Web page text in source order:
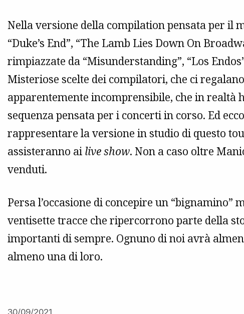
Nella versione della compilation pensata per il
“Duke’s End”, “The Lamb Lies Down On
rimpiazzate da “Misunderstanding”, “Los
Misteriose scelte dei compilatori, che ci
apparentemente incomprensibile, che in realtà
sequenza pensata per i concerti in corso. Ed
rappresentare la versione in studio di questo
assisteranno ai live show. Non a caso oltre
venduti.
Persa l’occasione di concepire un “bignamino”
ventisette tracce che ripercorrono parte della
importanti di sempre. Ognuno di noi avrà
almeno una di loro.